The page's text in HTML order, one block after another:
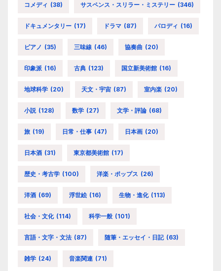
コメディ (38) サスペンス・スリラー・ミステリー (346)
ドキュメンタリー (17) ドラマ (87) パロディ (16)
ピアノ (35) 三味線 (46) 協奏曲 (20)
印象派 (16) 古典 (123) 国立新美術館 (16)
地球科学 (20) 天文・宇宙 (87) 室内楽 (20)
小説 (128) 数学 (27) 文学・評論 (68)
旅 (19) 日常・仕事 (47) 日本画 (20)
日本酒 (31) 東京都美術館 (17)
歴史・考古学 (100) 洋楽・ポップス (26)
洋酒 (69) 浮世絵 (16) 生物・進化 (113)
社会・文化 (114) 科学一般 (101)
言語・文字・文法 (87) 随筆・エッセイ・日記 (63)
雑学 (24) 音楽関連 (71)